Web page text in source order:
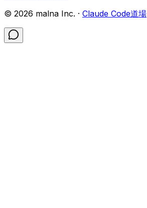
© 2026 malna Inc. · Claude Code道場